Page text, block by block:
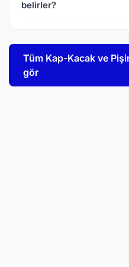
belirler?
Tüm Kap-Kacak ve
gör